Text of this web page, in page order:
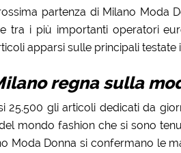
partenza di Milano Moda
tra i più importanti operatori
apparsi sulle principali testate
regna sulla
25.500 gli articoli dedicati da
mondo fashion che si sono
Moda Donna si confermano le